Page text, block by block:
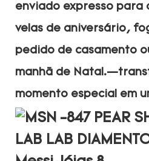
enviado expresso para
velas de aniversário,
pedido de casamento
manhã de
momento especial em